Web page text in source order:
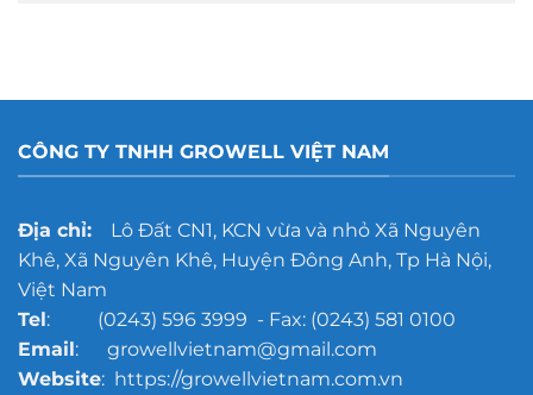
CÔNG TY TNHH GROWELL VIỆT NAM
Địa chỉ:Lô Đất CN1, KCN vừa và nhỏ Xã Nguyên
Khê, Xã Nguyên Khê, Huyện Đông Anh, Tp Hà Nội,
Việt Nam
Tel: (0243) 596 3999 - Fax: (0243) 581 0100
Email: growellvietnam@gmail.com
Website: https://growellvietnam.com.vn